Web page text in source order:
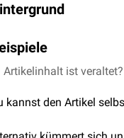
zur:
Verbesserung der
Reduktion von
Trimethoprimund
OxycodonundNaloxon
Artikelinhalt ist veraltet?
kannst den Artikel